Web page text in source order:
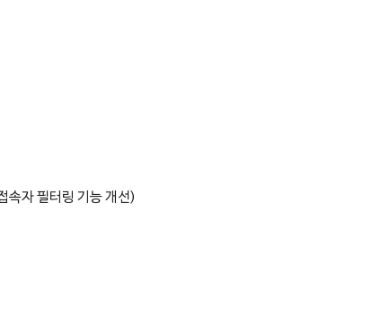
속자 필터링 기능 개선)